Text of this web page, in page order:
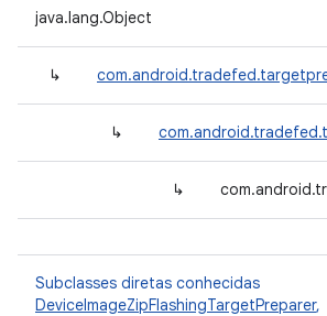
java.lang.Object
↳
↳
↳
Subclasses diretas conhecidas
DeviceImageZipFlashingTargetPreparer,